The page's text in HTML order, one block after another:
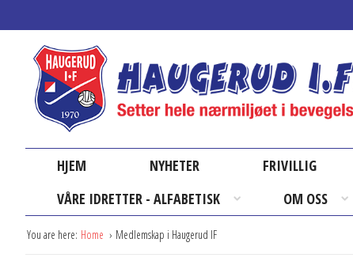
HJEM NYHETER FRIVILLIG
VÅRE IDRETTER - ALFABETISK
OM OSS
You are here: Home Medlemskap i Haugerud IF